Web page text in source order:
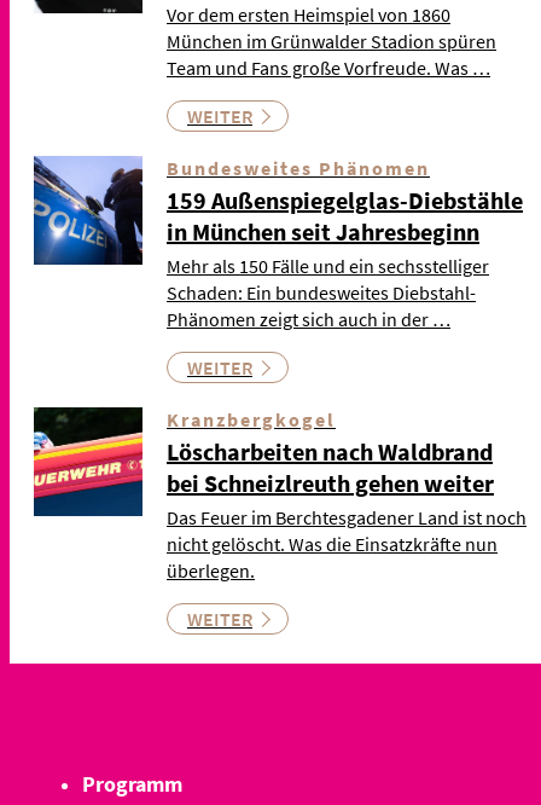
Vor dem ersten Heimspiel von 1860
München im Grünwalder Stadion spüren
Team und Fans große Vorfreude. Was …
WEITER
Bundesweites Phänomen
159 Außenspiegelglas-Diebstähle
in München seit Jahresbeginn
Mehr als 150 Fälle und ein sechsstelliger
Schaden: Ein bundesweites Diebstahl-
Phänomen zeigt sich auch in der …
WEITER
Kranzbergkogel
Löscharbeiten nach Waldbrand
bei Schneizlreuth gehen weiter
Das Feuer im Berchtesgadener Land ist noch
nicht gelöscht. Was die Einsatzkräfte nun
überlegen.
WEITER
Programm